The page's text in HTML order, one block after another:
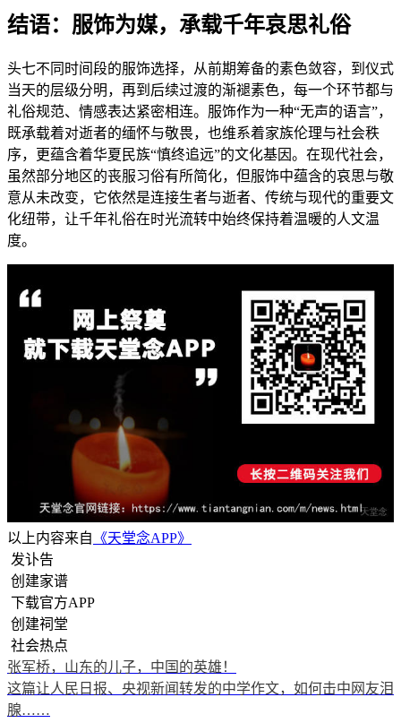
结语：服饰为媒，承载千年哀思礼俗
头七不同时间段的服饰选择，从前期筹备的素色敛容，到仪式
当天的层级分明，再到后续过渡的渐褪素色，每一个环节都与
礼俗规范、情感表达紧密相连。服饰作为一种“无声的语言”，
既承载着对逝者的缅怀与敬畏，也维系着家族伦理与社会秩
序，更蕴含着华夏民族“慎终追远”的文化基因。在现代社会，
虽然部分地区的丧服习俗有所简化，但服饰中蕴含的哀思与敬
意从未改变，它依然是连接生者与逝者、传统与现代的重要文
化纽带，让千年礼俗在时光流转中始终保持着温暖的人文温
度。
以上内容来自 《天堂念APP》
发讣告
创建家谱
下载官方APP
创建祠堂
社会热点
张军桥，山东的儿子，中国的英雄！
这篇让人民日报、央视新闻转发的中学作文，如何击中网友泪
腺……